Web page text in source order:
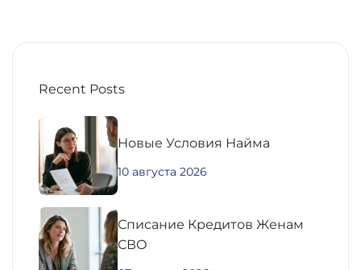
Recent Posts
Новые Условия Найма
10 августа 2026
Списание Кредитов Женам
СВО